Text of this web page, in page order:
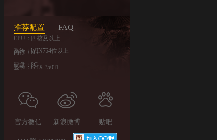
推荐配置 FAQ
CPU：四核及以上
内存：8G
系统：WIN764位以上
硬盘：8G
显卡：GTX 750TI
官方微信 新浪微博 贴吧